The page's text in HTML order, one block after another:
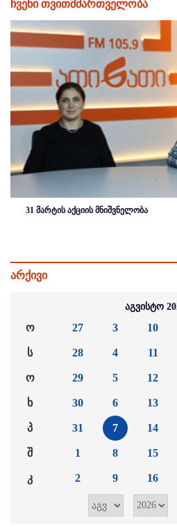
ჩვენი თვითმმართველობა
31 მარტის აქციის მნიშვნელობა
არქივი
აგვისტო
ო
ს
ო
ხ
პ
შ
კ
27
28
29
30
31
1
2
3
4
5
6
7
8
9
10
11
12
13
14
15
16